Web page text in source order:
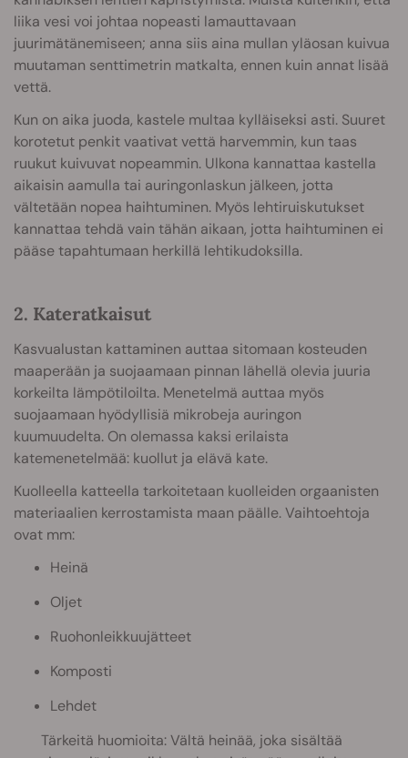
liika vesi voi johtaa nopeasti lamauttavaan
juurimätänemiseen; anna siis aina mullan yläosan kuivua
muutaman senttimetrin matkalta, ennen kuin annat lisää
vettä.
Kun on aika juoda, kastele multaa kylläiseksi asti. Suuret
korotetut penkit vaativat vettä harvemmin, kun taas
ruukut kuivuvat nopeammin. Ulkona kannattaa kastella
aikaisin aamulla tai auringonlaskun jälkeen, jotta
vältetään nopea haihtuminen. Myös lehtiruiskutukset
kannattaa tehdä vain tähän aikaan, jotta haihtuminen ei
pääse tapahtumaan herkillä lehtikudoksilla.
2. Kateratkaisut
Kasvualustan kattaminen auttaa sitomaan kosteuden
maaperään ja suojaamaan pinnan lähellä olevia juuria
korkeilta lämpötiloilta. Menetelmä auttaa myös
suojaamaan hyödyllisiä mikrobeja auringon
kuumuudelta. On olemassa kaksi erilaista
katemenetelmää: kuollut ja elävä kate.
Kuolleella katteella tarkoitetaan kuolleiden orgaanisten
materiaalien kerrostamista maan päälle. Vaihtoehtoja
ovat mm:
Heinä
Oljet
Ruohonleikkuujätteet
Komposti
Lehdet
Tärkeitä huomioita: Vältä heinää, joka sisältää